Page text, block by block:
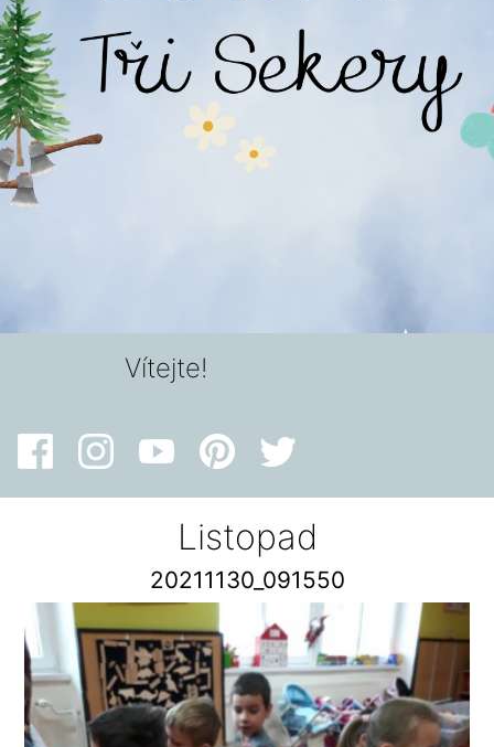
Vítejte!
Listopad
20211130_091550